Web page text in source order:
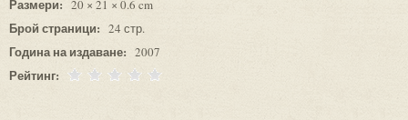
Размери: 20 × 21 × 0.6 cm
Брой страници: 24 стр.
Година на издаване: 2007
Рейтинг: